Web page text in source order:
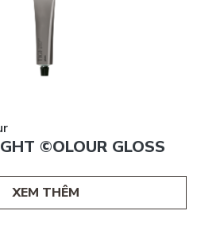
©OLOUR GLOSS
XEM THÊM